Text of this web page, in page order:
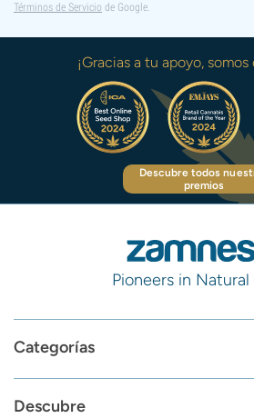
Términos de Servicio de Google.
¡Gracias a tu apoyo,
Descubre todos
premios
Pioneers in
Categorías
Descubre